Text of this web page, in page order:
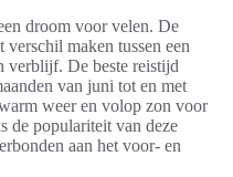
droom voor velen. De
maken tussen een
verblijf. De beste reistijd
van juni tot en met
weer en volop zon voor
de populariteit van deze
aan het voor- en